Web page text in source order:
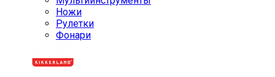
Ножи
Рулетки
Фонари